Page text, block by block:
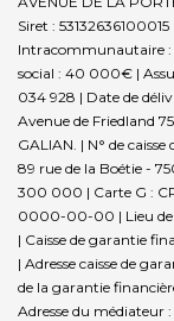
Siret :
Intracommunautaire :
social : 40 000€ |
034 928 | Date de
Avenue de Friedland
GALIAN. | N° de
89 rue de la Boétie -
300 000 | Carte G :
0000-00-00 | Lieu de
| Caisse de garantie
| Adresse caisse de
de la garantie
Adresse du médiateur